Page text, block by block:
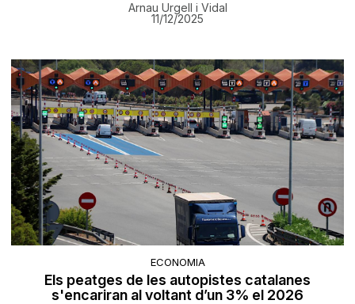
Arnau Urgell i Vidal
11/12/2025
ECONOMIA
Els peatges de les autopistes catalanes
s'encariran al voltant d’un 3% el 2026